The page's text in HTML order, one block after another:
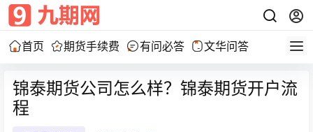
首页 期货手续费 有问必答 文华问答
锦泰期货公司怎么样？锦泰期货开户流
程